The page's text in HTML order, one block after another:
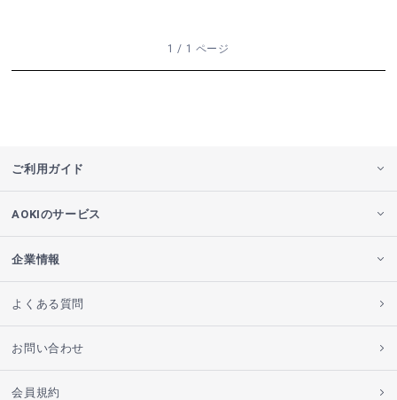
1 / 1 ページ
ご利用ガイド
AOKIのサービス
企業情報
よくある質問
お問い合わせ
会員規約